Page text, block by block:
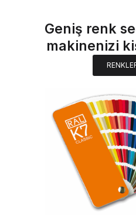
Geniş renk
makinenizi